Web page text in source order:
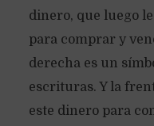
dinero, que luego
para comprar y
derecha es un
escrituras. Y la
este dinero para